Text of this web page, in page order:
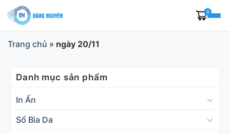
Skip
to
0
Trang chủ » ngày 20/11
Danh mục sản phẩm
In Ấn
Sổ Bìa Da